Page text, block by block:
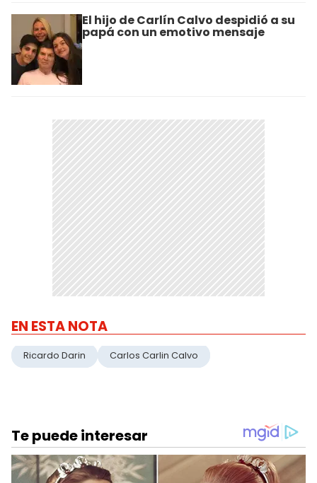
El hijo de Carlín Calvo despidió a su
papá con un emotivo mensaje
EN ESTA NOTA
Ricardo Darin Carlos Carlin Calvo